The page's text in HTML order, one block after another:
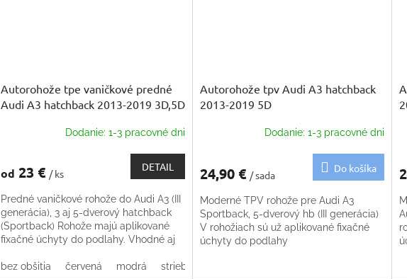
Autorohože tpe vaničkové predné
Audi A3 hatchback 2013-2019 3D,5D
Dodanie: 1-3 pracovné dni
od 23 € / ks
DETAIL
Predné vaničkové rohože do Audi A3 (III
generácia), 3 aj 5-dverový hatchback
(Sportback) Rohože majú aplikované
fixačné úchyty do podlahy. Vhodné aj
bez obšitia
červená modrá strieborná
Autorohože tpv Audi A3 hatchback
2013-2019 5D
Dodanie: 1-3 pracovné dni
24,90 € / sada
Do košíka
Moderné TPV rohože pre Audi A3
Sportback, 5-dverový hb (III generácia)
V rohožiach sú už aplikované fixačné
úchyty do podlahy